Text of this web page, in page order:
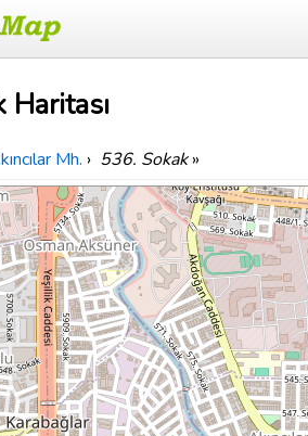
Haritası
Mh. › 536. Sokak»